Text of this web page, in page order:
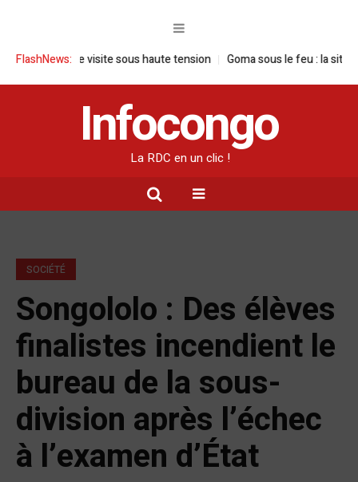
FlashNews:
: une visite sous haute tension Goma sous le feu : la situation
Infocongo
La RDC en un clic !
SOCIÉTÉ
Songololo : Des élèves
finalistes incendient le
bureau de la sous-
division après l’échec
à l’examen d’État